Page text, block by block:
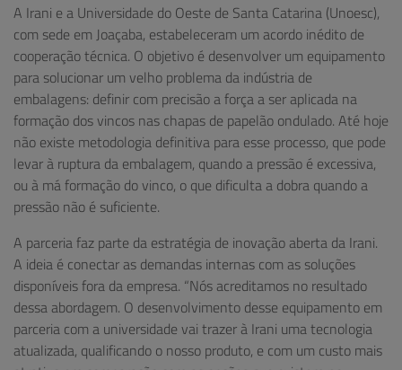
A Irani e a Universidade do Oeste de Santa Catarina (Unoesc),
com sede em Joaçaba, estabeleceram um acordo inédito de
cooperação técnica. O objetivo é desenvolver um equipamento
para solucionar um velho problema da indústria de
embalagens: definir com precisão a força a ser aplicada na
formação dos vincos nas chapas de papelão ondulado. Até hoje
não existe metodologia definitiva para esse processo, que pode
levar à ruptura da embalagem, quando a pressão é excessiva,
ou à má formação do vinco, o que dificulta a dobra quando a
pressão não é suficiente.
A parceria faz parte da estratégia de inovação aberta da Irani.
A ideia é conectar as demandas internas com as soluções
disponíveis fora da empresa. “Nós acreditamos no resultado
dessa abordagem. O desenvolvimento desse equipamento em
parceria com a universidade vai trazer à Irani uma tecnologia
atualizada, qualificando o nosso produto, e com um custo mais